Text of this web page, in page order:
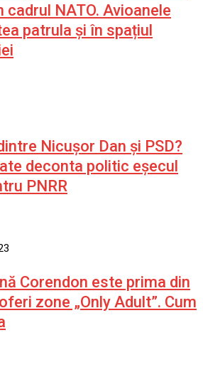
cadrul NATO. Avioanele
patrula și în spațiul
Nicușor Dan și PSD?
deconta politic eșecul
PNRR
Corendon este prima din
zone „Only Adult”. Cum